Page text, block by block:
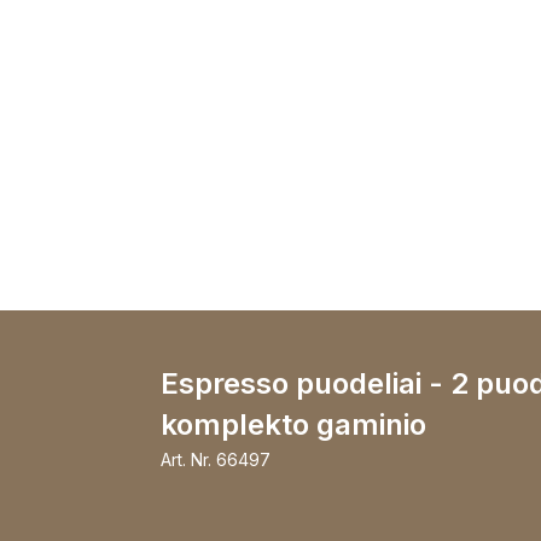
Espresso puodeliai - 2
komplekto gaminio
Art. Nr. 66497